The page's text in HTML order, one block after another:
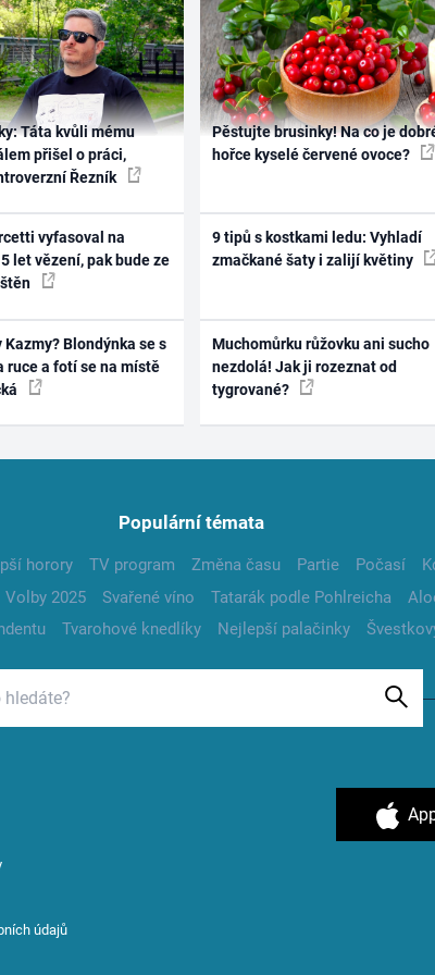
Táta kvůli mému
přišel o práci,
Řezník
vyfasoval na
let vězení, pak bude ze
Kazmy? Blondýnka se s
ruce a fotí se na místě
Pěstujte brusinky! Na co je
hořce kyselé červené ovoce?
9 tipů s kostkami ledu: Vyhladí
zmačkané šaty i zalijí květiny
Muchomůrku růžovku ani sucho
nezdolá! Jak ji rozeznat od
tygrované?
Populární témata
horory TV program Změna času Partie Počasí
Volby 2025 Svařené víno Tatarák podle Pohlreicha
Tvarohové knedlíky Nejlepší palačinky
údajů